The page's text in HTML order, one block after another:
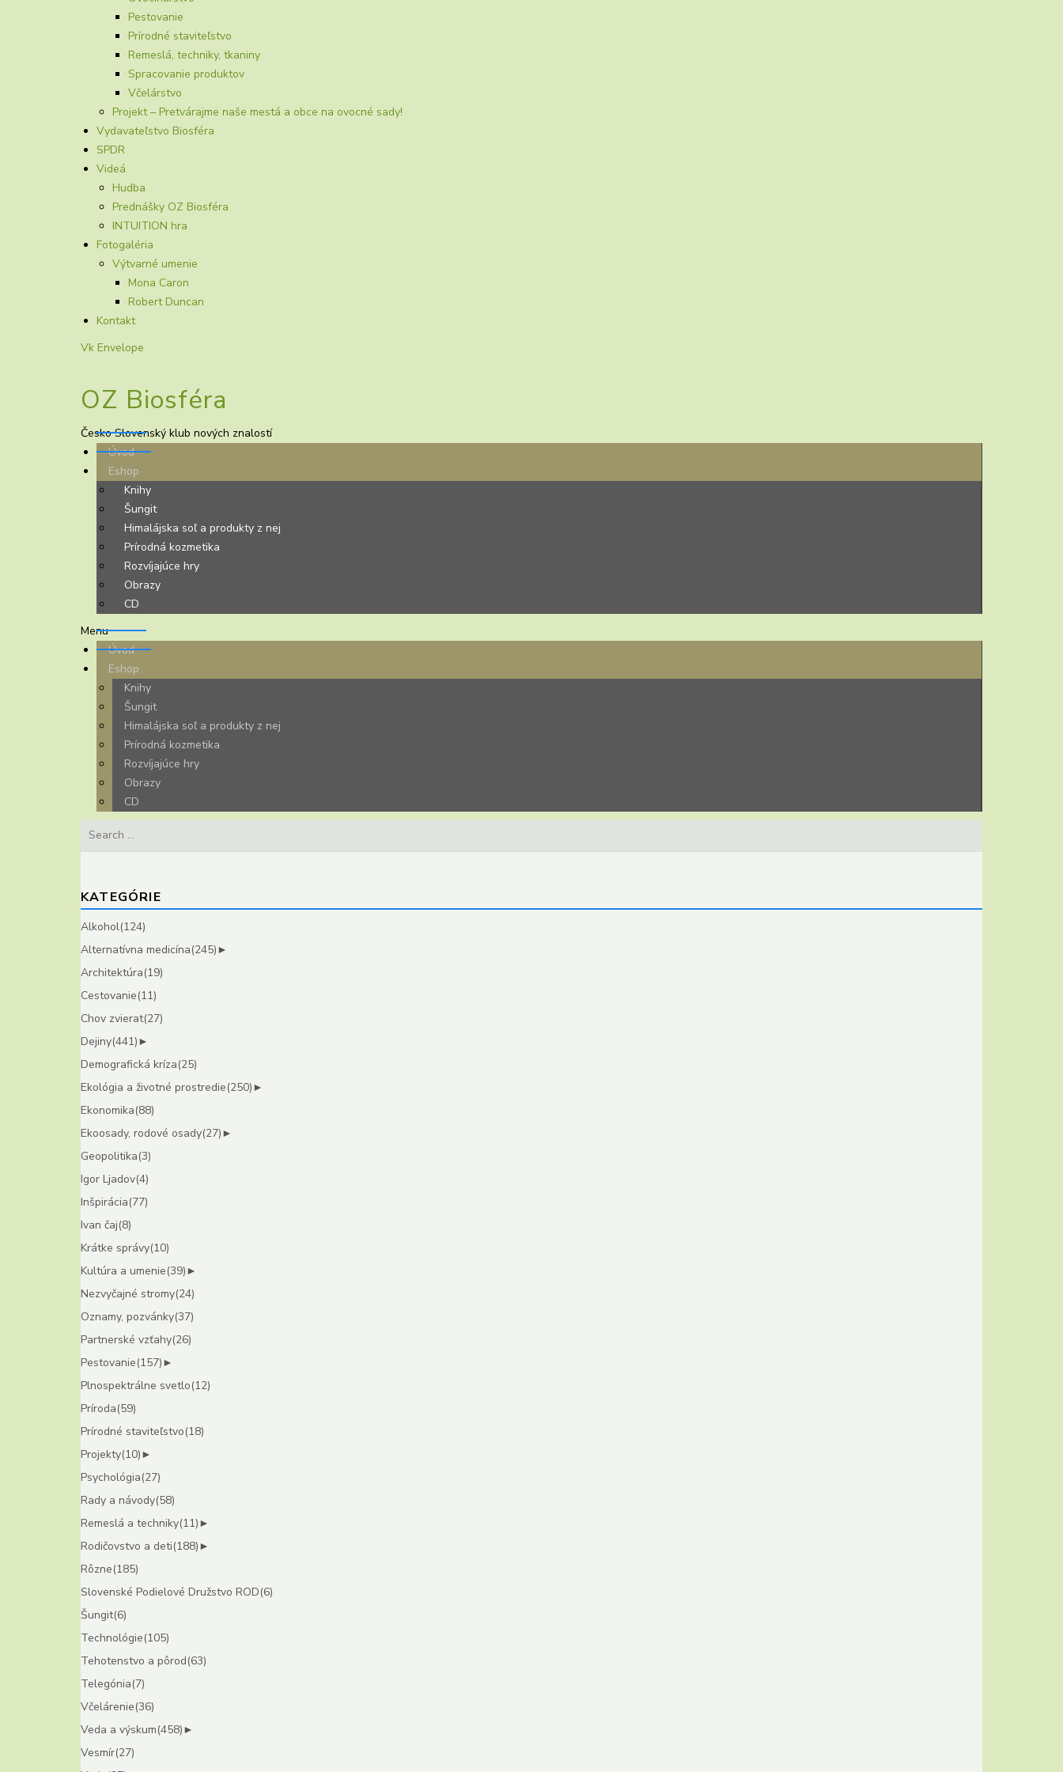
Pestovanie
Prírodné staviteľstvo
Remeslá, techniky, tkaniny
Spracovanie produktov
Včelárstvo
Projekt – Pretvárajme naše mestá a obce na ovocné sady!
Vydavateľstvo Biosféra
SPDR
Videá
Hudba
Prednášky OZ Biosféra
INTUITION hra
Fotogaléria
Výtvarné umenie
Mona Caron
Robert Duncan
Kontakt
Vk Envelope
OZ Biosféra
Česko Slovenský klub nových znalostí
Úvod
Eshop
Knihy
Šungit
Himalájska soľ a produkty z nej
Prírodná kozmetika
Rozvíjajúce hry
Obrazy
CD
Menu
Úvod
Eshop
Knihy
Šungit
Himalájska soľ a produkty z nej
Prírodná kozmetika
Rozvíjajúce hry
Obrazy
CD
Search
KATEGÓRIE
Alkohol(124)
Alternatívna medicína(245)►
Architektúra(19)
Cestovanie(11)
Chov zvierat(27)
Dejiny(441)►
Demografická kríza(25)
Ekológia a životné prostredie(250)►
Ekonomika(88)
Ekoosady, rodové osady(27)►
Geopolitika(3)
Igor Ljadov(4)
Inšpirácia(77)
Ivan čaj(8)
Krátke správy(10)
Kultúra a umenie(39)►
Nezvyčajné stromy(24)
Oznamy, pozvánky(37)
Partnerské vzťahy(26)
Pestovanie(157)►
Plnospektrálne svetlo(12)
Príroda(59)
Prírodné staviteľstvo(18)
Projekty(10)►
Psychológia(27)
Rady a návody(58)
Remeslá a techniky(11)►
Rodičovstvo a deti(188)►
Rôzne(185)
Slovenské Podielové Družstvo ROD(6)
Šungit(6)
Technológie(105)
Tehotenstvo a pôrod(63)
Telegónia(7)
Včelárenie(36)
Veda a výskum(458)►
Vesmír(27)